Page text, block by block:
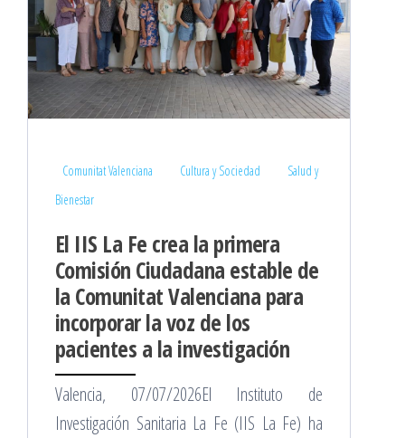
Comunitat Valenciana Cultura y Sociedad
Salud y
Bienestar
El IIS La Fe crea la primera
Comisión Ciudadana estable de
la Comunitat Valenciana para
incorporar la voz de los
pacientes a la investigación
Valencia, 07/07/2026El Instituto de
Investigación Sanitaria La Fe (IIS La Fe) ha